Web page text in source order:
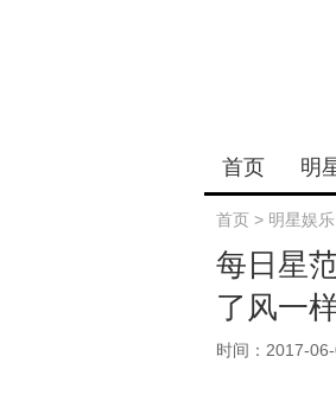
首页 明
首页 > 明星娱乐
每日星
了风一
时间：2017-